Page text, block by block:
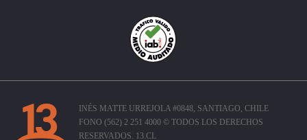
INÉS MATTE URREJOLA #0848, SANTIAGO, CHILE
FONO (562) 2 251 4000 © TODOS LOS DERECHOS
RESERVADOS. 13.CL